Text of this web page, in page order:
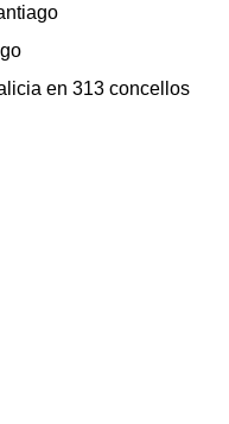
en 313 concellos